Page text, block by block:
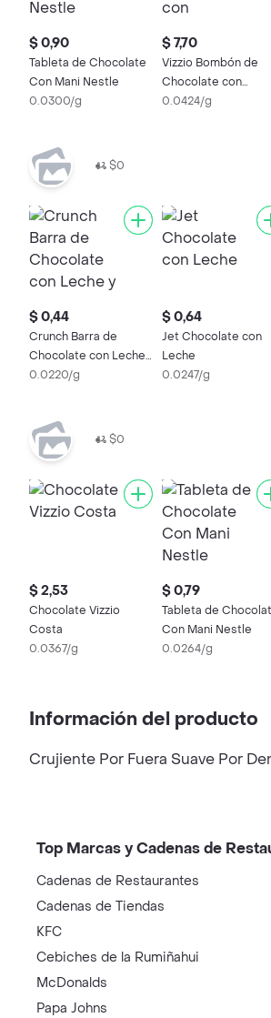
$ 0,90
Tableta de Chocolate
Con Mani Nestle
0.0300/g
$ 7,70
Vizzio Bombón de
Chocolate con
Almendras
0.0424/g
$0
$ 0,44
Crunch Barra de
Chocolate con Leche
y Arroz Crocante
0.0220/g
$ 0,64
Jet Chocolate con
Leche
0.0247/g
$0
$ 2,53
Chocolate Vizzio
Costa
0.0367/g
$ 0,79
Tableta de
Con Mani Nestle
0.0264/g
Información del producto
Crujiente Por Fuera Suave Por
Top Marcas y Cadenas de
Cadenas de Restaurantes
Cadenas de Tiendas
KFC
Cebiches de la Rumiñahui
McDonalds
Papa Johns